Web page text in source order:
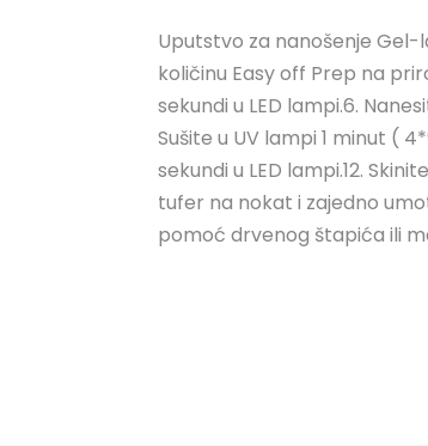
Uputstvo za nanošenje Gel-
količinu Easy off Prep na
sekundi u LED lampi.6.
Sušite u UV lampi 1 minut (
sekundi u LED lampi.12.
tufer na nokat i zajedno
pomoć drvenog štapića ili